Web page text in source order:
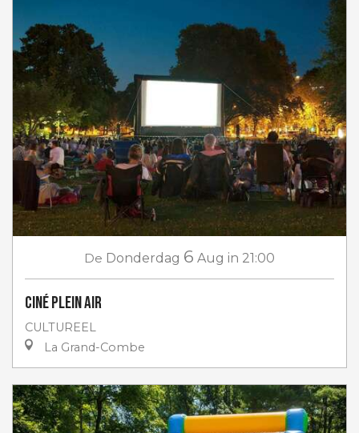
De Donderdag 6 Aug in 21:00
Ciné plein air
CULTUREEL
La Grand-Combe